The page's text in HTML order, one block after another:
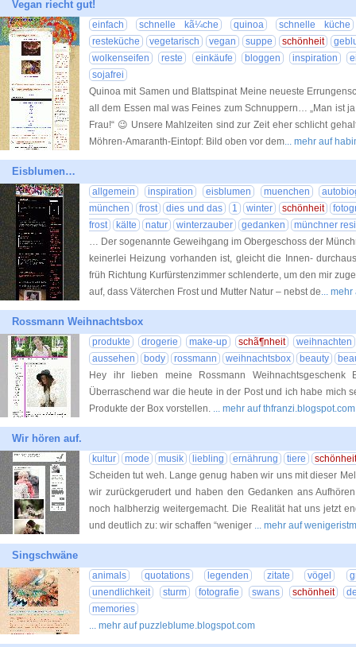
Vegan riecht gut!
einfach schnelle kã¼che quinoa
schnelle küche
resteküche
vegetarisch vegan suppe schönheit
wolkenseifen
reste einkäufe bloggen inspiration
sojafrei
Quinoa mit Samen und Blattspinat Meine neueste
all dem Essen mal was Feines zum Schnuppern… „Man ist
Frau!“ 😉 Unsere Mahlzeiten sind zur Zeit eher schlicht
Möhren-Amaranth-Eintopf: Bild oben vor dem... mehr auf
Eisblumen…
allgemein inspiration eisblumen muenchen
münchen
frost dies und das 1 winter schönheit
frost
kälte natur winterzauber gedanken
münchner
… Der sogenannte Geweihgang im Obergeschoss der
keinerlei Heizung vorhanden ist, gleicht die Innen-
früh Richtung Kurfürstenzimmer schlenderte, um den mir
auf, dass Väterchen Frost und Mutter Natur – nebst de...
Rossmann Weihnachtsbox
produkte drogerie make-up schã¶nheit
weihnachten
aussehen
body rossmann weihnachtsbox beauty
Hey ihr lieben meine Rossmann Weihnachtsgeschenk
Überraschend war die heute in der Post und ich habe mich
Produkte der Box vorstellen. ... mehr auf thfranzi.blogspot.com
Wir hören auf.
kultur mode musik liebling ernährung tiere
schönheit
Scheiden tut weh. Lange genug haben wir uns mit dieser
wir zurückgerudert und haben den Gedanken ans
noch halbherzig weitergemacht. Die Realität hat uns jetzt
und deutlich zu: wir schaffen “weniger ... mehr auf
Singschwäne
animals quotations legenden zitate vögel
unendlichkeit
sturm fotografie swans schönheit
memories
... mehr auf puzzleblume.blogspot.com